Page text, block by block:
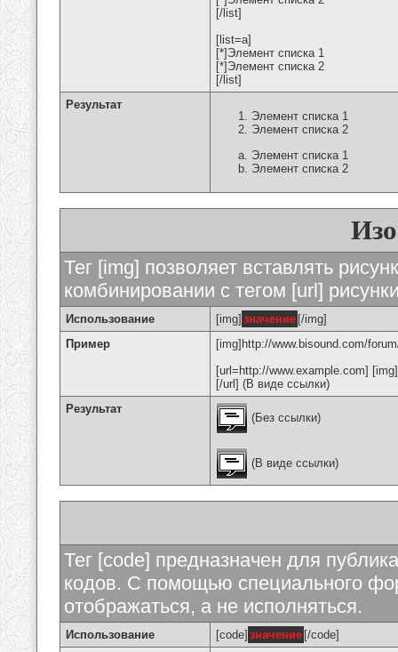
[/list]
[list=a]
[*]Элемент списка 1
[*]Элемент списка 2
[/list]
Результат
Элемент списка 1
Элемент списка 2
Элемент списка 1
Элемент списка 2
Тег [img] позволяет вставлять
комбинировании с тегом [url]
Использование [img] значение [/img]
Пример
[img]http://www.bisound.com/
[url=http://www.example.com]
[/url] (В виде ссылки)
Результат
(Без ссылки)
(В виде ссылки)
Тег [code] предназначен для
кодов. С помощью специального
отображаться, а не исполняться.
Использование [code] значение [/code]